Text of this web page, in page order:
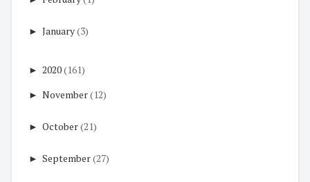
► January(3)
► 2020(161)
► November(12)
► October(21)
► September(27)